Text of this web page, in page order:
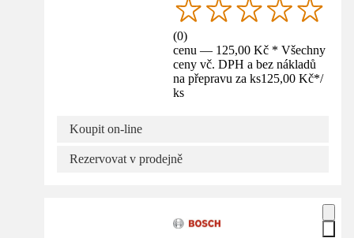
(0)
cenu — 125,00 Kč * Všechny
ceny vč. DPH a bez nákladů
na přepravu za ks125,00 Kč*/
ks
Koupit on-line
Rezervovat v prodejně